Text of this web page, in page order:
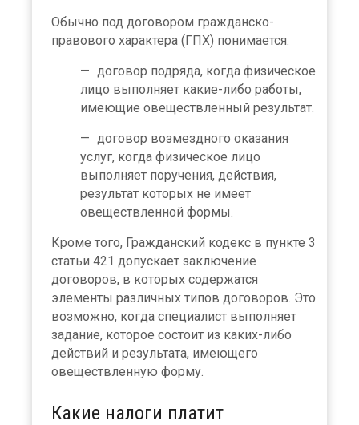
Обычно под договором гражданско-
правового характера (ГПХ) понимается:
договор подряда, когда физическое
лицо выполняет какие-либо работы,
имеющие овеществленный результат.
договор возмездного оказания
услуг, когда физическое лицо
выполняет поручения, действия,
результат которых не имеет
овеществленной формы.
Кроме того, Гражданский кодекс в пункте 3
статьи 421 допускает заключение
договоров, в которых содержатся
элементы различных типов договоров. Это
возможно, когда специалист выполняет
задание, которое состоит из каких-либо
действий и результата, имеющего
овеществленную форму.
Какие налоги платит